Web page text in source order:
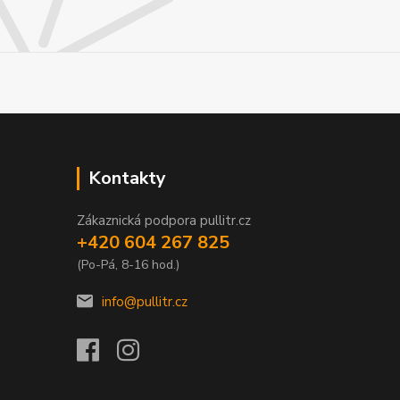
Kontakty
Zákaznická podpora pullitr.cz
+420 604 267 825
(Po-Pá, 8-16 hod.)
info@pullitr.cz